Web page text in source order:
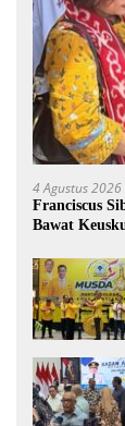
4 Agustus 2026
Franciscus
Bawat